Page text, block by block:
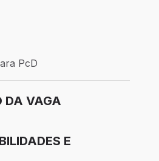
Presencial
PcD
DA VAGA
E